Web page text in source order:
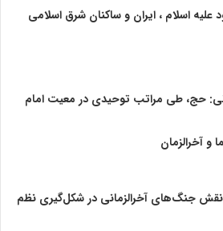
اسلام ، ایران و ساکنان شرق اسلامی
حج، طی مراتب توحیدی در معیت امام
و آخرالزمان
جنگ‌های آخرالزمانی در شکل‌گیری نظم